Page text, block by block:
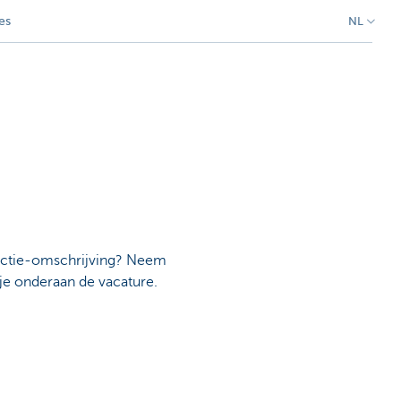
NL
omschrijving? Neem
onderaan de vacature.